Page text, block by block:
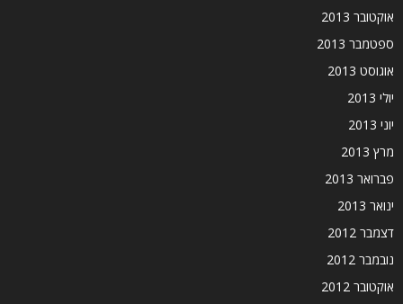
אוקטובר 2013
ספטמבר 2013
אוגוסט 2013
יולי 2013
יוני 2013
מרץ 2013
פברואר 2013
ינואר 2013
דצמבר 2012
נובמבר 2012
אוקטובר 2012